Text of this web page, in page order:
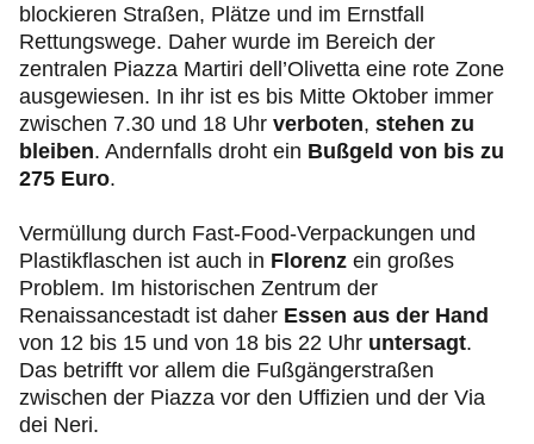
blockieren Straßen, Plätze und im Ernstfall
Rettungswege. Daher wurde im Bereich der
zentralen Piazza Martiri dell’Olivetta eine rote Zone
ausgewiesen. In ihr ist es bis Mitte Oktober immer
zwischen 7.30 und 18 Uhr verboten, stehen zu
bleiben. Andernfalls droht ein Bußgeld von bis zu
275 Euro.
Vermüllung durch Fast-Food-Verpackungen und
Plastikflaschen ist auch in Florenz ein großes
Problem. Im historischen Zentrum der
Renaissancestadt ist daher Essen aus der Hand
von 12 bis 15 und von 18 bis 22 Uhr untersagt.
Das betrifft vor allem die Fußgängerstraßen
zwischen der Piazza vor den Uffizien und der Via
dei Neri.